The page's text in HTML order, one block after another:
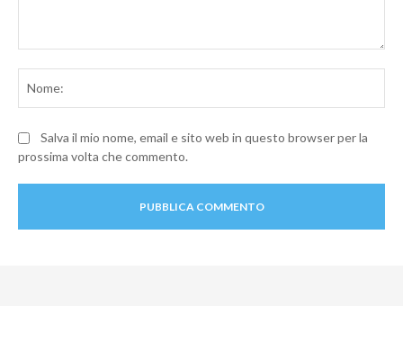
Salva il mio nome, email e sito web in questo browser per la
prossima volta che commento.